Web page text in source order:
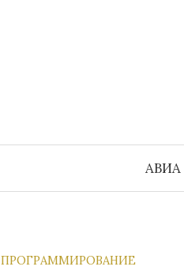
АВИА
ПРОГРАММИРОВАНИЕ